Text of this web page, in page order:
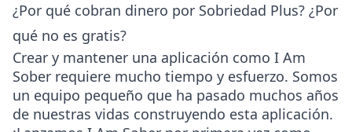
¿Por qué cobran dinero por Sobriedad Plus? ¿Por
qué no es gratis?
Crear y mantener una aplicación como I Am
Sober requiere mucho tiempo y esfuerzo. Somos
un equipo pequeño que ha pasado muchos años
de nuestras vidas construyendo esta aplicación.